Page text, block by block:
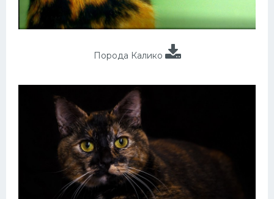
Порода Калико